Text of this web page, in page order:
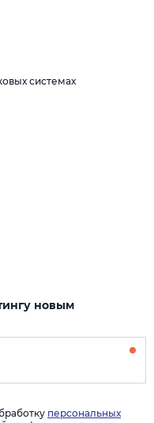
системах
новым
персональных